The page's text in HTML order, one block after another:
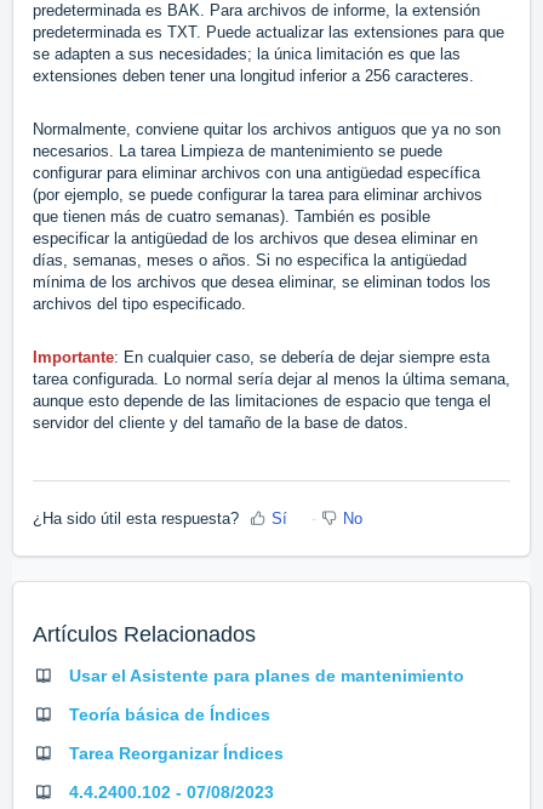
predeterminada es BAK. Para archivos de informe, la extensión
predeterminada es TXT. Puede actualizar las extensiones para que
se adapten a sus necesidades; la única limitación es que las
extensiones deben tener una longitud inferior a 256 caracteres.
Normalmente, conviene quitar los archivos antiguos que ya no son
necesarios. La tarea Limpieza de mantenimiento se puede
configurar para eliminar archivos con una antigüedad específica
(por ejemplo, se puede configurar la tarea para eliminar archivos
que tienen más de cuatro semanas). También es posible
especificar la antigüedad de los archivos que desea eliminar en
días, semanas, meses o años. Si no especifica la antigüedad
mínima de los archivos que desea eliminar, se eliminan todos los
archivos del tipo especificado.
Importante: En cualquier caso, se debería de dejar siempre esta
tarea configurada. Lo normal sería dejar al menos la última semana,
aunque esto depende de las limitaciones de espacio que tenga el
servidor del cliente y del tamaño de la base de datos.
¿Ha sido útil esta respuesta? Sí No
Artículos Relacionados
Usar el Asistente para planes de mantenimiento
Teoría básica de Índices
Tarea Reorganizar Índices
4.4.2400.102 - 07/08/2023